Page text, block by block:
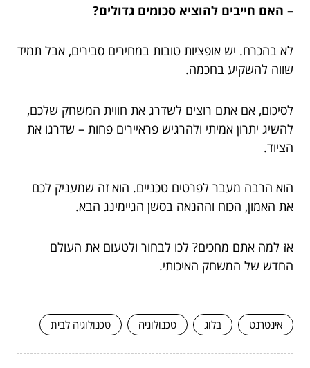
– האם חייבים להוציא סכומים גדולים?
לא בהכרח. יש אופציות טובות במחירים סבירים, אבל תמיד
שווה להשקיע בחכמה.
לסיכום, אם אתם רוצים לשדרג את חווית המשחק שלכם,
להשיג יתרון אמיתי ולהרגיש פראיירים פחות – שדרגו את
הציוד.
הוא הרבה מעבר לפרטים טכניים. הוא זה שמעניק לכם
את האמון, הכוח וההנאה בסשן הגיימינג הבא.
אז למה אתם מחכים? לכו לבחור ולטעום את העולם
החדש של המשחק האיכותי.
אינטרנט בלוג טכנולוגיה טכנולוגיה לבית